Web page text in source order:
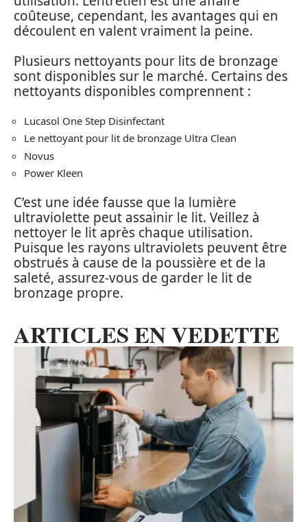
coûteuse, cependant, les avantages qui en
découlent en valent vraiment la peine.
Plusieurs nettoyants pour lits de bronzage
sont disponibles sur le marché. Certains des
nettoyants disponibles comprennent :
Lucasol One Step Disinfectant
Le nettoyant pour lit de bronzage Ultra Clean
Novus
Power Kleen
C’est une idée fausse que la lumière
ultraviolette peut assainir le lit. Veillez à
nettoyer le lit après chaque utilisation.
Puisque les rayons ultraviolets peuvent être
obstrués à cause de la poussière et de la
saleté, assurez-vous de garder le lit de
bronzage propre.
ARTICLES EN VEDETTE